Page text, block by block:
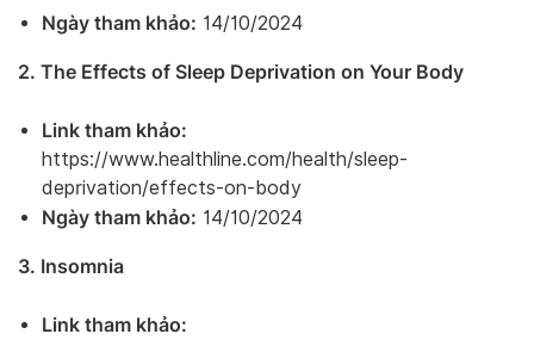
Ngày tham khảo: 14/10/2024
2. The Effects of Sleep Deprivation on Your Body
Link tham khảo:
https://www.healthline.com/health/sleep-
deprivation/effects-on-body
Ngày tham khảo: 14/10/2024
3. Insomnia
Link tham khảo: